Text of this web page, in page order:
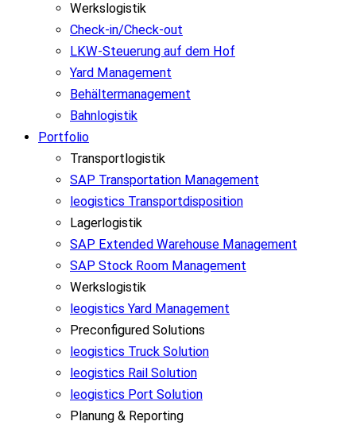
Werkslogistik
Check-in/Check-out
LKW-Steuerung auf dem Hof
Yard Management
Behältermanagement
Bahnlogistik
Portfolio
Transportlogistik
SAP Transportation Management
leogistics Transportdisposition
Lagerlogistik
SAP Extended Warehouse Management
SAP Stock Room Management
Werkslogistik
leogistics Yard Management
Preconfigured Solutions
leogistics Truck Solution
leogistics Rail Solution
leogistics Port Solution
Planung & Reporting